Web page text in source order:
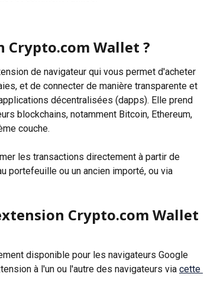
Crypto.com Wallet ?
de navigateur qui vous permet d'acheter
et de connecter de manière transparente et
décentralisées (dapps). Elle prend
blockchains, notamment Bitcoin, Ethereum,
couche.
les transactions directement à partir de
portefeuille ou un ancien importé, ou via
Crypto.com Wallet
disponible pour les navigateurs Google
à l'un ou l'autre des navigateurs via cette